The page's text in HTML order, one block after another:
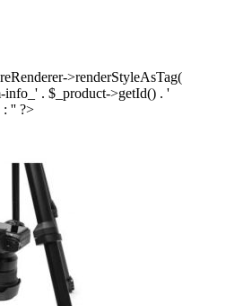
>renderStyleAsTag(
info_' . $_product->getId() . '
: '' ?>